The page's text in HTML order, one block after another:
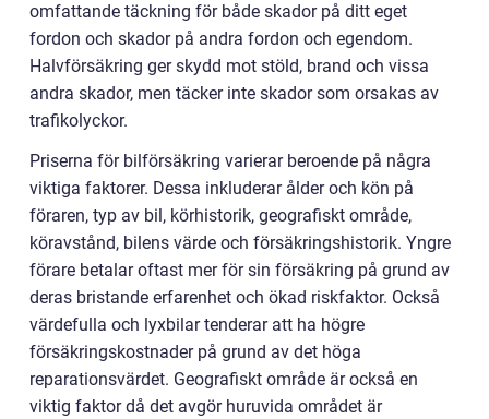
omfattande täckning för både skador på ditt eget
fordon och skador på andra fordon och egendom.
Halvförsäkring ger skydd mot stöld, brand och vissa
andra skador, men täcker inte skador som orsakas av
trafikolyckor.
Priserna för bilförsäkring varierar beroende på några
viktiga faktorer. Dessa inkluderar ålder och kön på
föraren, typ av bil, körhistorik, geografiskt område,
köravstånd, bilens värde och försäkringshistorik. Yngre
förare betalar oftast mer för sin försäkring på grund av
deras bristande erfarenhet och ökad riskfaktor. Också
värdefulla och lyxbilar tenderar att ha högre
försäkringskostnader på grund av det höga
reparationsvärdet. Geografiskt område är också en
viktig faktor då det avgör huruvida området är